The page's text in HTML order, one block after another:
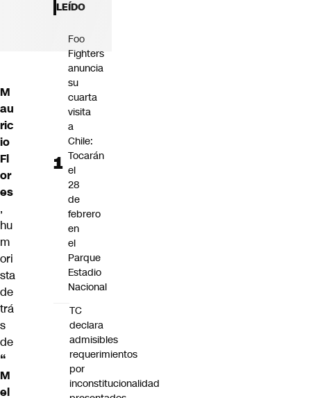
M
au
ric
io
Fl
or
es
,
hu
m
ori
sta
de
trá
s
de
“
M
el
LEÍDO
Foo
Fighters
anuncia
su
cuarta
visita
a
Chile:
Tocarán
el
28
de
febrero
en
el
Parque
Estadio
Nacional
TC
declara
admisibles
requerimientos
por
inconstitucionalidad